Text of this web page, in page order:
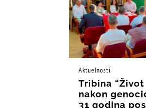
Aktuelnosti
Tribina “Život
nakon
31 godina